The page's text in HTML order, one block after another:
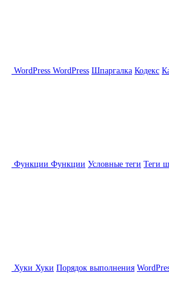
WordPress WordPress Шпаргалка Кодекс
Функции Функции Условные теги Теги
Хуки Хуки Порядок выполнения